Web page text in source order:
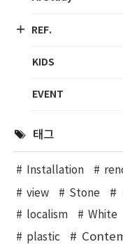
REF.
KIDS
EVENT
태그
Installation
view Stone
localism
White
plastic